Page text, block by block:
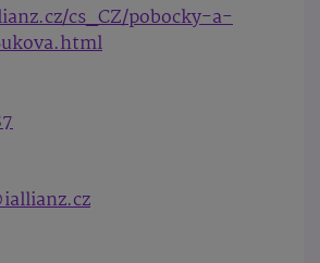
cs_CZ/pobocky-a-